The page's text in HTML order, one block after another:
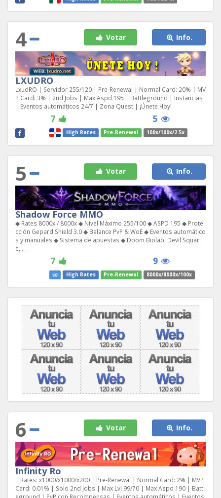
4 Votar Info.
LXUDRO
LxudRO | Servidor 255/120 | Pre-Renewal | Normal Card: 20% | MV
P Card: 3% | 2nd Jobs | Max Aspd 195 | Battleground | Instancias
| Eventos automáticos 24/7 | Zona Quest | ¡Únete Hoy!
7 5
High Rates Pre-Renewal 100x/100x/2.5x
5 Votar Info.
Shadow Force MMO
◆ Rates 8000x / 8000x ◆ Nivel Máximo 255/100 ◆ ASPD 195 ◆ Prote
cción Gepard Shield 3.0 ◆ Balance PvP & WoE ◆ Eventos automático
s y manuales ◆ Sistema de apuestas ◆ Doom Biolab, Devil Squar
e,...
7 9
High Rates Pre-Renewal 8000x/8000x/100x
6 Votar Info.
Infinity Ro
| Rates: x1000/x1000/x200 | Pre-Renewal | Normal Card: 2% | MVP
Card: 0.01% | Solo 2nd Jobs | Max Lvl 99/70 | Max Aspd 190 | Battl